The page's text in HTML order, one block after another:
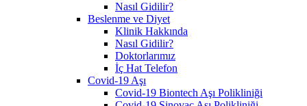
Nasıl Gidilir?
Beslenme ve Diyet
Klinik Hakkında
Nasıl Gidilir?
Doktorlarımız
İç Hat Telefon
Covid-19 Aşı
Covid-19 Biontech Aşı Polikliniği